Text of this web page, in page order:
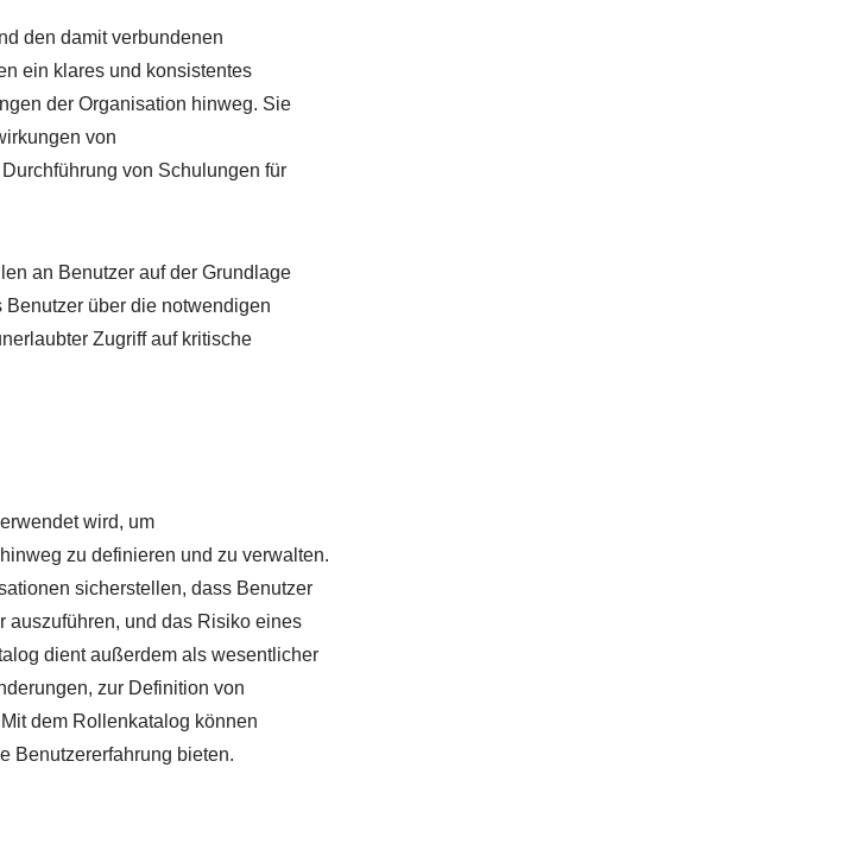
den damit verbundenen
ein klares und konsistentes
der Organisation hinweg. Sie
von
von Schulungen für
an Benutzer auf der Grundlage
über die notwendigen
Zugriff auf kritische
wird, um
zu definieren und zu verwalten.
sicherstellen, dass Benutzer
auszuführen, und das Risiko eines
dient außerdem als wesentlicher
zur Definition von
dem Rollenkatalog können
Benutzererfahrung bieten.